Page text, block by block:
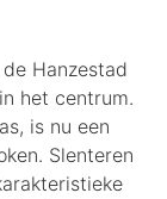
Hanzestad
het centrum.
is nu een
Slenteren